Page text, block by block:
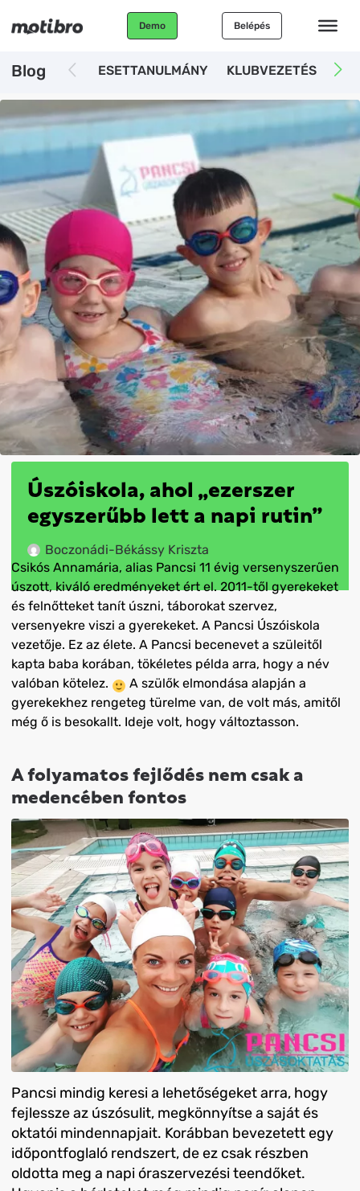
Demo Belépés
Blog ESETTANULMÁNY KLUBVEZETÉS
Úszóiskola, ahol „ezerszer
egyszerűbb lett a napi rutin”
Boczonádi-Békássy Kriszta
Csikós Annamária, alias Pancsi 11 évig versenyszerűen
úszott, kiváló eredményeket ért el. 2011-től gyerekeket
és felnőtteket tanít úszni, táborokat szervez,
versenyekre viszi a gyerekeket. A Pancsi Úszóiskola
vezetője. Ez az élete. A Pancsi becenevet a szüleitől
kapta baba korában, tökéletes példa arra, hogy a név
valóban kötelez.
A szülők elmondása alapján a
gyerekekhez rengeteg türelme van, de volt más, amitől
még ő is besokallt. Ideje volt, hogy változtasson.
A folyamatos fejlődés nem csak a
medencében fontos
Pancsi mindig keresi a lehetőségeket arra, hogy
fejlessze az úszósulit, megkönnyítse a saját és
oktatói mindennapjait. Korábban bevezetett egy
időpontfoglaló rendszert, de ez csak részben
oldotta meg a napi óraszervezési teendőket.